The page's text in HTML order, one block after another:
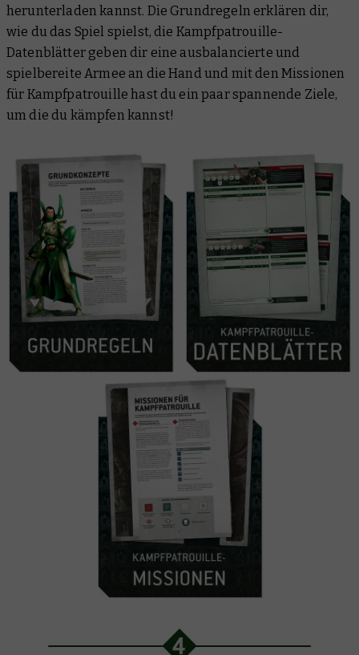
herunterladen kannst. Die Grundregeln erklären dir,
wie du das Spiel spielst, die Kampfpatrouille-
Datenblätter geben dir eine ausbalancierte und
spielbereite Armee an die Hand und mit den Missionen
für Kampfpatrouille hast du ein paar spannende Ziele,
um die du kämpfen kannst!